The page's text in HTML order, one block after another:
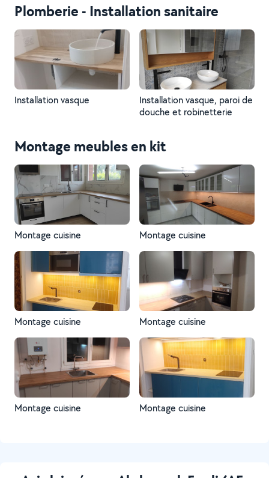
Plomberie - Installation sanitaire
Installation vasque
Installation vasque, paroi de
douche et robinetterie
Montage meubles en kit
Montage cuisine Montage cuisine
Montage cuisine Montage cuisine
Montage cuisine Montage cuisine